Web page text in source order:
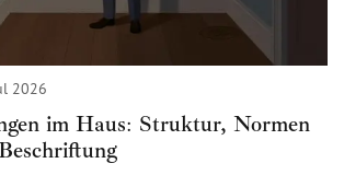
2026
im Haus: Struktur, Normen